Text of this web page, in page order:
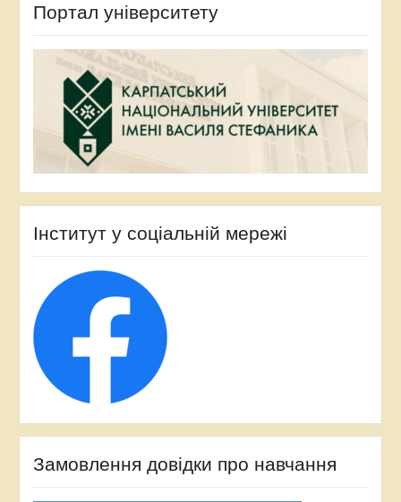
Портал університету
Інститут у соціальній мережі
Замовлення довідки про навчання